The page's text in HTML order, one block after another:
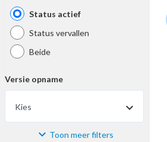
Status actief
Status vervallen
Beide
Versie opname
Kies
Materiaal Toon meer filters